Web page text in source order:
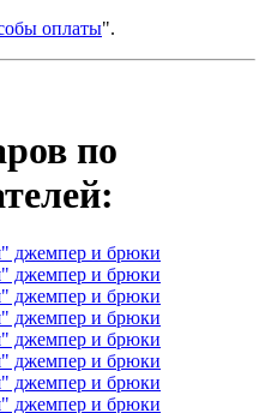
оплаты".
по